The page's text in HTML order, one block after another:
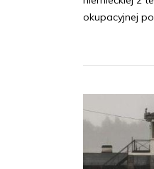
okupacyjnej